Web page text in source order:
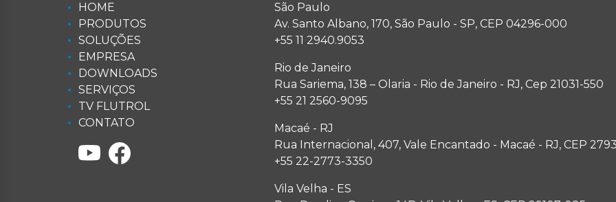
HOME
PRODUTOS
SOLUÇÕES
EMPRESA
DOWNLOADS
SERVIÇOS
TV FLUTROL
CONTATO
São Paulo
Av. Santo Albano, 170, São Paulo - SP, CEP 04296-000
+55 11 2940.9053
Rio de Janeiro
Rua Sariema, 138 – Olaria - Rio de Janeiro - RJ, Cep 21031-550
+55 21 2560-9095
Macaé - RJ
Rua Internacional, 407, Vale Encantado - Macaé - RJ, CEP
+55 22-2773-3350
Vila Velha - ES